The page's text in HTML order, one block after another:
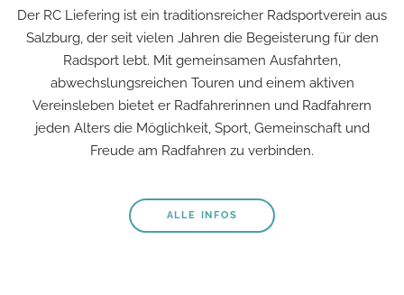
Der RC Liefering ist ein traditionsreicher Radsportverein aus
Salzburg, der seit vielen Jahren die Begeisterung für den
Radsport lebt. Mit gemeinsamen Ausfahrten,
abwechslungsreichen Touren und einem aktiven
Vereinsleben bietet er Radfahrerinnen und Radfahrern
jeden Alters die Möglichkeit, Sport, Gemeinschaft und
Freude am Radfahren zu verbinden.
ALLE INFOS